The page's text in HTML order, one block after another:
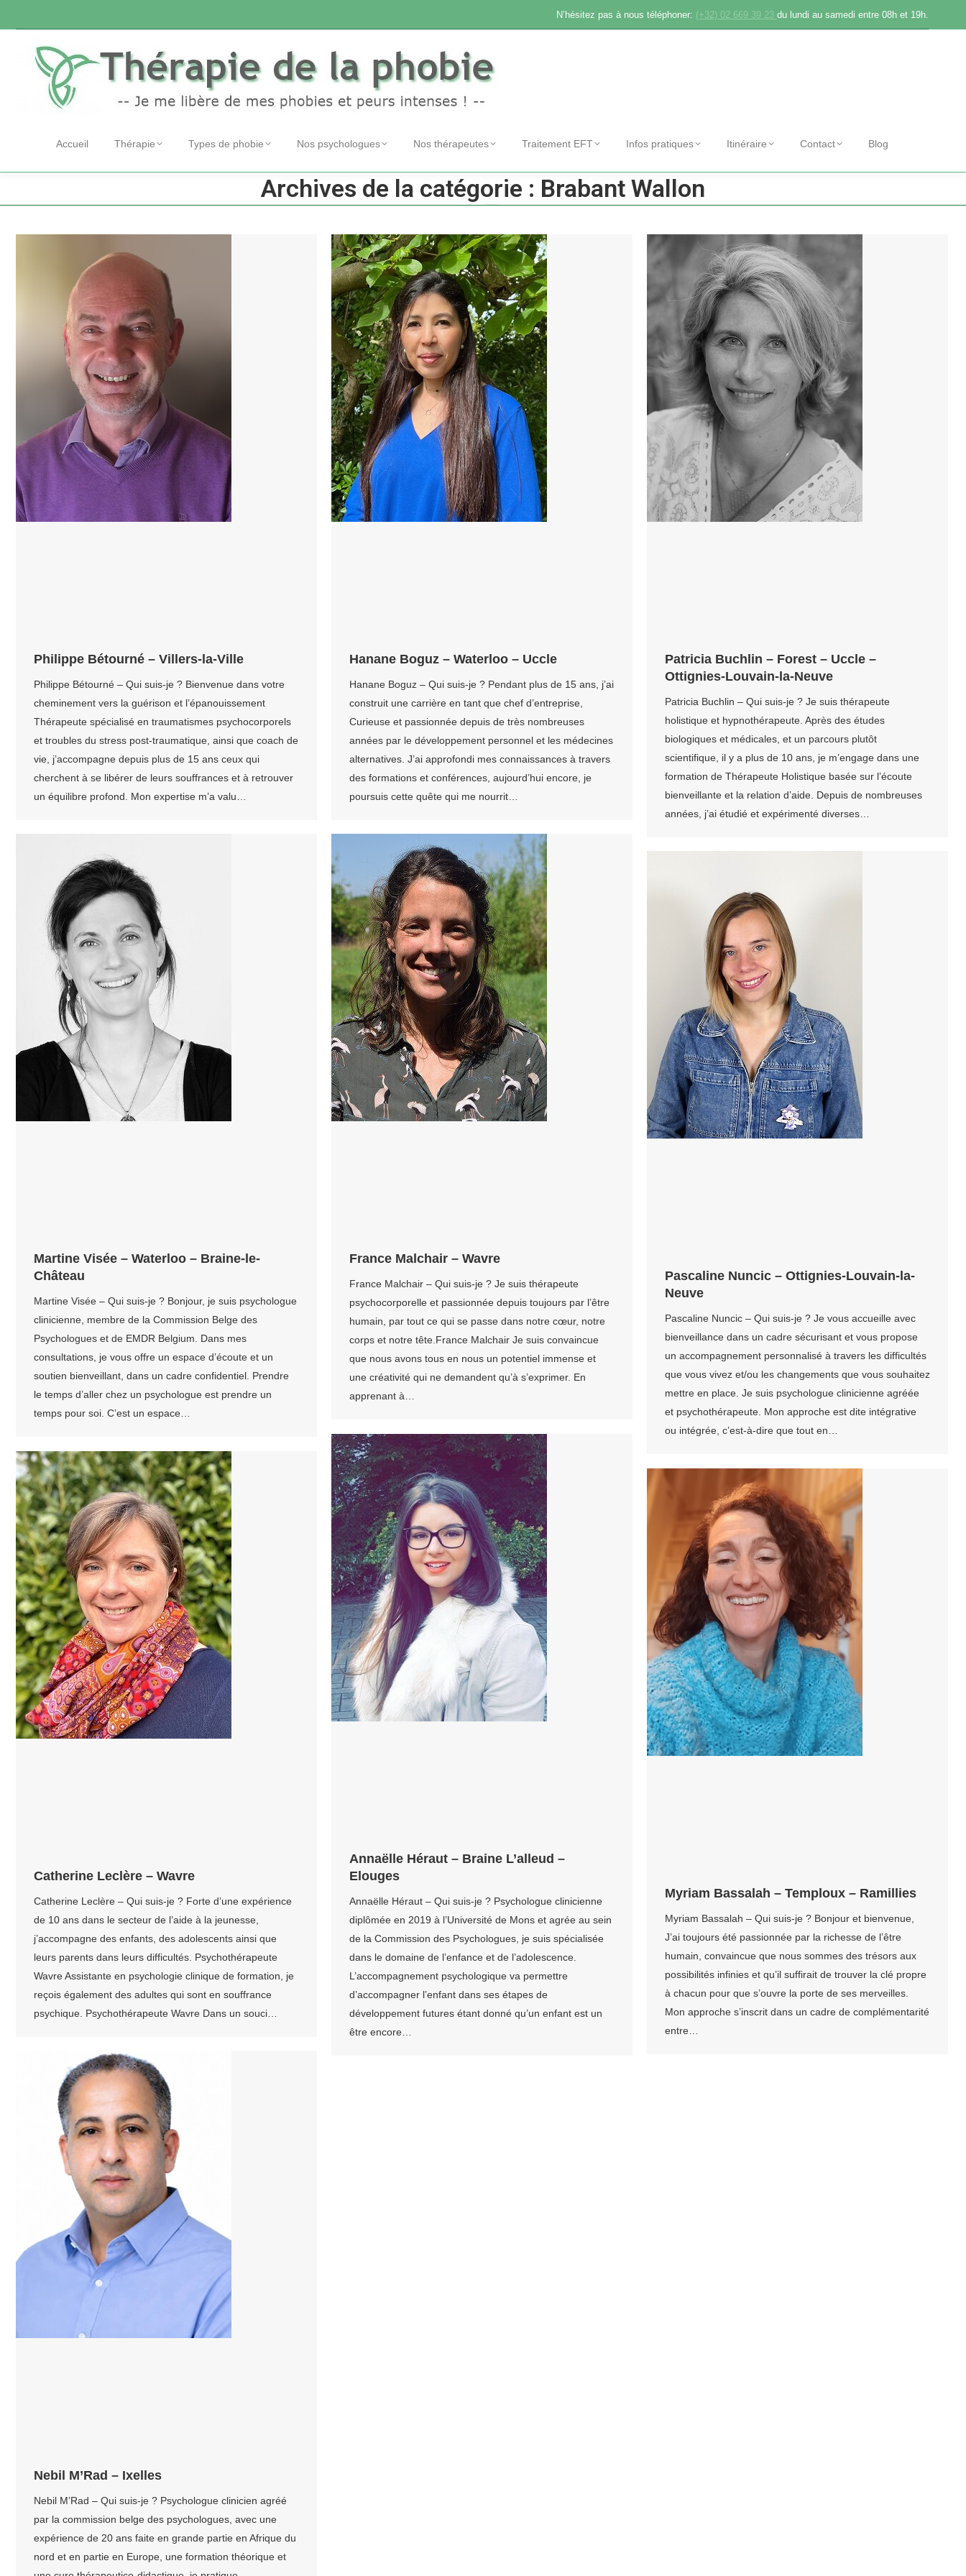
N’hésitez pas à nous téléphoner: (+32) 02 669 39 23 du lundi au samedi entre 08h et 19h.
Accueil Thérapie Types de phobie Nos psychologues Nos thérapeutes Traitement EFT Infos pratiques Itinéraire Contact Blog
Archives de la catégorie : Brabant Wallon
Philippe Bétourné – Villers-la-Ville
Philippe Bétourné – Qui suis-je ? Bienvenue dans votre
cheminement vers la guérison et l’épanouissement
Thérapeute spécialisé en traumatismes psychocorporels
et troubles du stress post-traumatique, ainsi que coach de
vie, j’accompagne depuis plus de 15 ans ceux qui
cherchent à se libérer de leurs souffrances et à retrouver
un équilibre profond. Mon expertise m’a valu…
Hanane Boguz – Waterloo – Uccle
Hanane Boguz – Qui suis-je ? Pendant plus de 15 ans, j’ai
construit une carrière en tant que chef d’entreprise,
Curieuse et passionnée depuis de très nombreuses
années par le développement personnel et les médecines
alternatives. J’ai approfondi mes connaissances à travers
des formations et conférences, aujourd’hui encore, je
poursuis cette quête qui me nourrit…
Patricia Buchlin – Forest – Uccle –
Ottignies-Louvain-la-Neuve
Patricia Buchlin – Qui suis-je ? Je suis thérapeute
holistique et hypnothérapeute. Après des études
biologiques et médicales, et un parcours plutôt
scientifique, il y a plus de 10 ans, je m’engage dans une
formation de Thérapeute Holistique basée sur l’écoute
bienveillante et la relation d’aide. Depuis de nombreuses
années, j’ai étudié et expérimenté diverses…
Martine Visée – Waterloo – Braine-le-
Château
Martine Visée – Qui suis-je ? Bonjour, je suis psychologue
clinicienne, membre de la Commission Belge des
Psychologues et de EMDR Belgium. Dans mes
consultations, je vous offre un espace d’écoute et un
soutien bienveillant, dans un cadre confidentiel. Prendre
le temps d’aller chez un psychologue est prendre un
temps pour soi. C’est un espace…
France Malchair – Wavre
France Malchair – Qui suis-je ? Je suis thérapeute
psychocorporelle et passionnée depuis toujours par l’être
humain, par tout ce qui se passe dans notre cœur, notre
corps et notre tête.France Malchair Je suis convaincue
que nous avons tous en nous un potentiel immense et
une créativité qui ne demandent qu’à s’exprimer. En
apprenant à…
Pascaline Nuncic – Ottignies-Louvain-la-
Neuve
Pascaline Nuncic – Qui suis-je ? Je vous accueille avec
bienveillance dans un cadre sécurisant et vous propose
un accompagnement personnalisé à travers les difficultés
que vous vivez et/ou les changements que vous souhaitez
mettre en place. Je suis psychologue clinicienne agréée
et psychothérapeute. Mon approche est dite intégrative
ou intégrée, c’est-à-dire que tout en…
Annaëlle Héraut – Braine L’alleud –
Elouges
Annaëlle Héraut – Qui suis-je ? Psychologue clinicienne
diplômée en 2019 à l’Université de Mons et agrée au sein
de la Commission des Psychologues, je suis spécialisée
dans le domaine de l’enfance et de l’adolescence.
L’accompagnement psychologique va permettre
d’accompagner l’enfant dans ses étapes de
développement futures étant donné qu’un enfant est un
être encore…
Catherine Leclère – Wavre
Catherine Leclère – Qui suis-je ? Forte d’une expérience
de 10 ans dans le secteur de l’aide à la jeunesse,
j’accompagne des enfants, des adolescents ainsi que
leurs parents dans leurs difficultés. Psychothérapeute
Wavre Assistante en psychologie clinique de formation, je
reçois également des adultes qui sont en souffrance
psychique. Psychothérapeute Wavre Dans un souci…
Myriam Bassalah – Temploux – Ramillies
Myriam Bassalah – Qui suis-je ? Bonjour et bienvenue,
J’ai toujours été passionnée par la richesse de l’être
humain, convaincue que nous sommes des trésors aux
possibilités infinies et qu’il suffirait de trouver la clé propre
à chacun pour que s’ouvre la porte de ses merveilles.
Mon approche s’inscrit dans un cadre de complémentarité
entre…
Nebil M’Rad – Ixelles
Nebil M’Rad – Qui suis-je ? Psychologue clinicien agréé
par la commission belge des psychologues, avec une
expérience de 20 ans faite en grande partie en Afrique du
nord et en partie en Europe, une formation théorique et